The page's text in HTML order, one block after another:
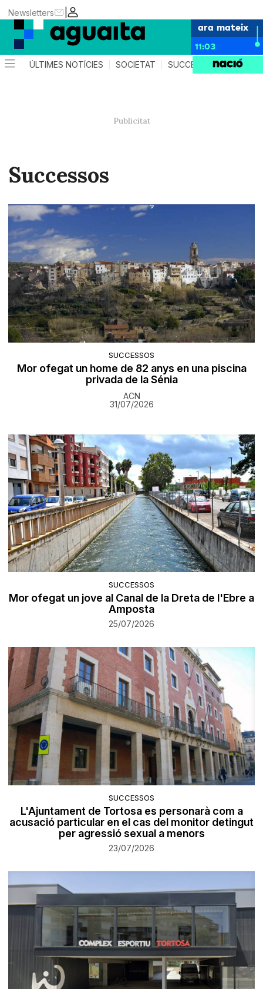
|
Newsletters
ara mateix
11:03
ÚLTIMES NOTÍCIES SOCIETAT SUCCESSOS AGENDA
Successos
SUCCESSOS
Mor ofegat un home de 82 anys en una piscina
privada de la Sénia
ACN
31/07/2026
SUCCESSOS
Mor ofegat un jove al Canal de la Dreta de l'Ebre a
Amposta
25/07/2026
SUCCESSOS
L'Ajuntament de Tortosa es personarà com a
acusació particular en el cas del monitor detingut
per agressió sexual a menors
23/07/2026